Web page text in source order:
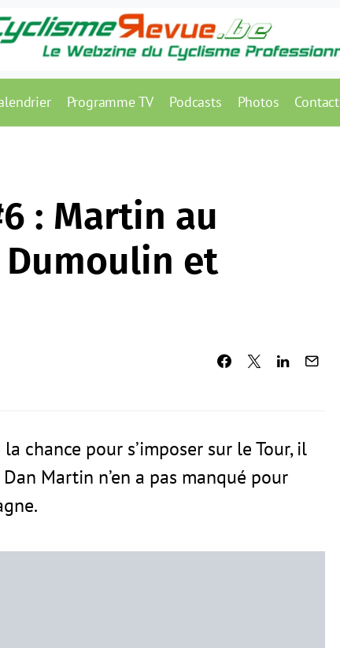
Programme TV Podcasts Photos Contact
: Martin au
Dumoulin et
chance pour s’imposer sur le Tour, il
Martin n’en a pas manqué pour